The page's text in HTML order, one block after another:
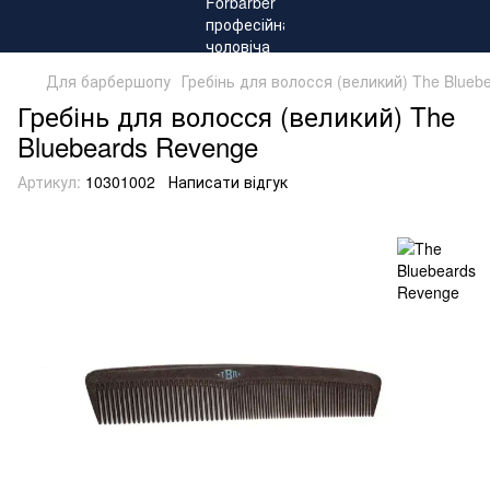
Для барбершопу Гребінь для волосся (великий) The
Гребінь для волосся (великий) The
Bluebeards Revenge
Артикул: 10301002 Написати відгук